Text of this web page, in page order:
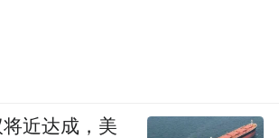
近达成，美